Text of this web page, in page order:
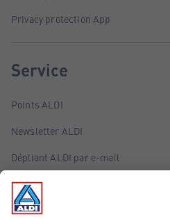
Privacy protection App
Service
Points ALDI
Newsletter ALDI
Dépliant ALDI par e-mail
Offres
Infos essentielles